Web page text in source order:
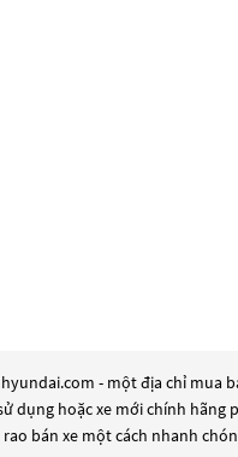
- một địa chỉ mua
dụng hoặc xe mới chính hãng
bán xe một cách nhanh